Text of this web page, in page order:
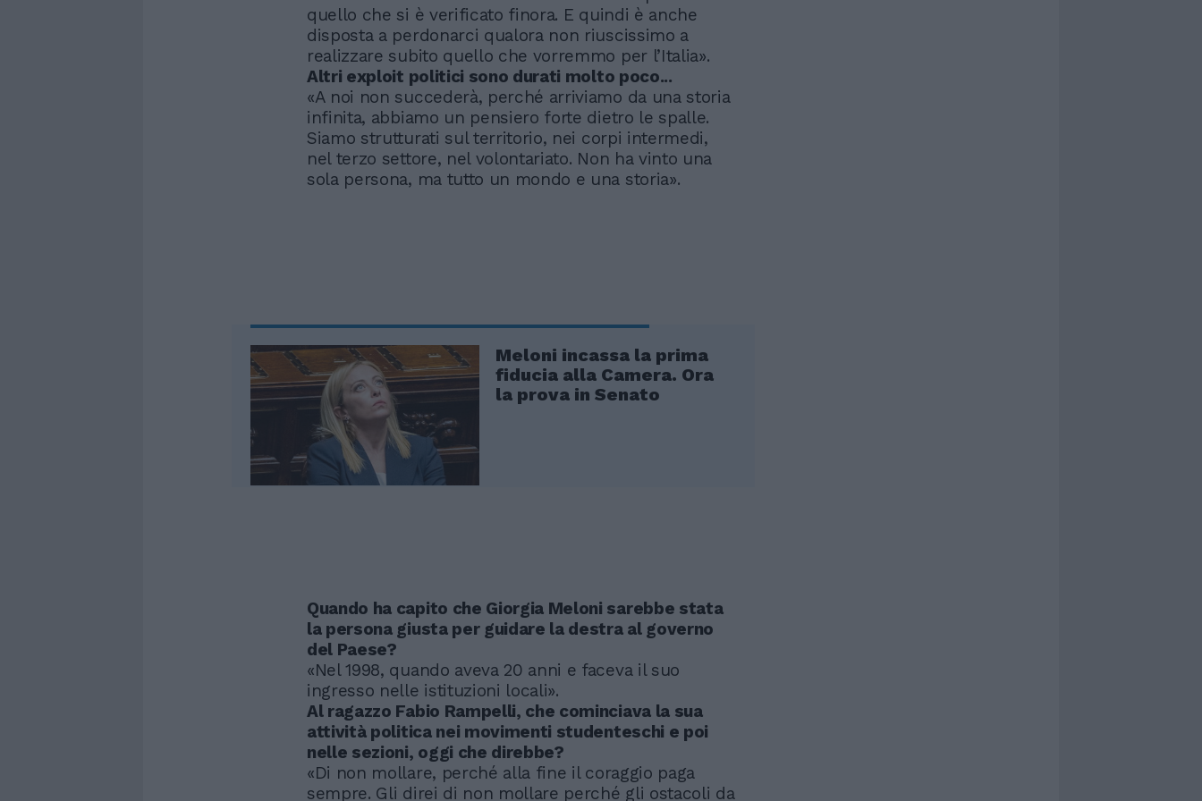
quello che si è verificato finora. E quindi è anche
disposta a perdonarci qualora non riuscissimo a
realizzare subito quello che vorremmo per l’Italia».
Altri exploit politici sono durati molto poco...
«A noi non succederà, perché arriviamo da una storia
infinita, abbiamo un pensiero forte dietro le spalle.
Siamo strutturati sul territorio, nei corpi intermedi,
nel terzo settore, nel volontariato. Non ha vinto una
sola persona, ma tutto un mondo e una storia».
Meloni incassa la prima
fiducia alla Camera. Ora
la prova in Senato
Quando ha capito che Giorgia Meloni sarebbe stata
la persona giusta per guidare la destra al governo
del Paese?
«Nel 1998, quando aveva 20 anni e faceva il suo
ingresso nelle istituzioni locali».
Al ragazzo Fabio Rampelli, che cominciava la sua
attività politica nei movimenti studenteschi e poi
nelle sezioni, oggi che direbbe?
«Di non mollare, perché alla fine il coraggio paga
sempre. Gli direi di non mollare perché gli ostacoli da